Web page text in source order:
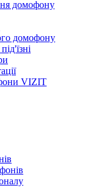
домофону
домофону
VIZIT